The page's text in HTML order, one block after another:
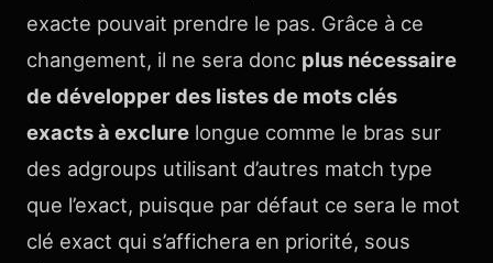
exacte pouvait prendre le pas. Grâce à ce
changement, il ne sera donc plus nécessaire
de développer des listes de mots clés
exacts à exclure longue comme le bras sur
des adgroups utilisant d’autres match type
que l’exact, puisque par défaut ce sera le mot
clé exact qui s’affichera en priorité, sous